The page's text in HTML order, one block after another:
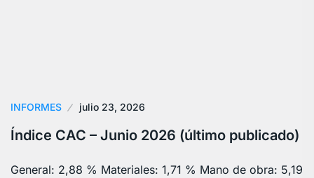
INFORMES julio 23, 2026
Índice CAC – Junio 2026 (último publicado)
General: 2,88 % Materiales: 1,71 % Mano de obra: 5,19